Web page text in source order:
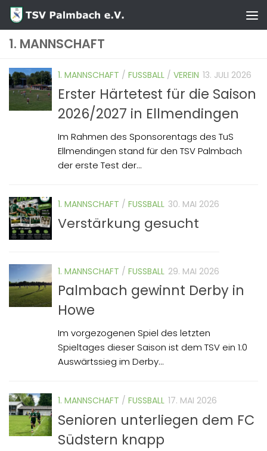
Zum Inhalt springen
1. MANNSCHAFT
1. MANNSCHAFT / FUSSBALL / VEREIN 13. JULI 2026
Erster Härtetest für die Saison
2026/2027 in Ellmendingen
Im Rahmen des Sponsorentags des TuS
Ellmendingen stand für den TSV Palmbach
der erste Test der...
1. MANNSCHAFT / FUSSBALL 30. MAI 2026
Verstärkung gesucht
1. MANNSCHAFT / FUSSBALL 29. MAI 2026
Palmbach gewinnt Derby in
Howe
Im vorgezogenen Spiel des letzten
Spieltages dieser Saison ist dem TSV ein 1:0
Auswärtssieg im Derby...
1. MANNSCHAFT / FUSSBALL 17. MAI 2026
Senioren unterliegen dem FC
Südstern knapp